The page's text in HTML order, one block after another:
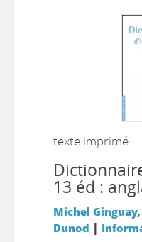
texte imprimé
13 éd :
Michel Ginguay
Dunod |